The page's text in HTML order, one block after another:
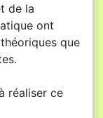
de la
ont
que
réaliser ce